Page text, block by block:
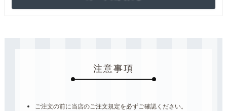
注意事項
ご注文の前に当店のご注文規定を必ずご確認ください。